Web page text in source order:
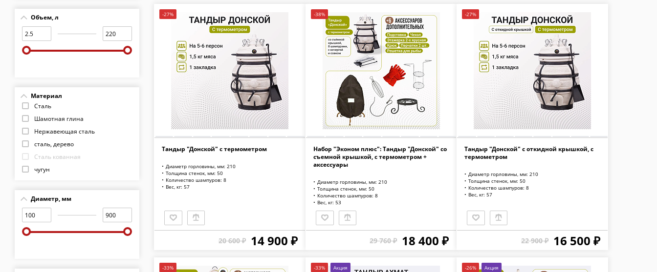
Объем, л
Материал
Сталь
Шамотная глина
Нержавеющая сталь
сталь, дерево
Сталь кованная
чугун
водоотталкивающей пропиткой
Светлое дерево
Древесина
Диаметр, мм
-27%
Тандыр "Донской" с термометром
Диаметр горловины, мм: 210
Толщина стенок, мм: 50
Количество шампуров: 8
Вес, кг: 57
20 600 ₽ 14 900 ₽
-38%
Набор "Эконом плюс": Тандыр "Донской" со
съемной крышкой, с термометром +
аксессуары
Диаметр горловины, мм: 210
Толщина стенок, мм: 50
Количество шампуров: 8
Вес, кг: 53
29 760 ₽ 18 400 ₽
-27%
Тандыр "Донской" с откидной крышкой, с
термометром
Диаметр горловины, мм: 210
Толщина стенок, мм: 50
Количество шампуров: 8
Вес, кг: 57
22 900 ₽ 16 500 ₽
-33% -33% Акция -26% Акция